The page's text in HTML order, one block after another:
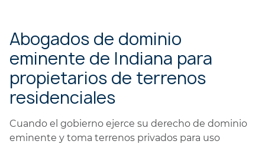
Abogados de dominio
eminente de Indiana para
propietarios de terrenos
residenciales
Cuando el gobierno ejerce su derecho de dominio
eminente y toma terrenos privados para uso